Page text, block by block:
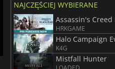
NAJCZĘŚCIEJ WYBIERANE
HRKGAME
Halo Campaign
K4G
Mistfall Hunter